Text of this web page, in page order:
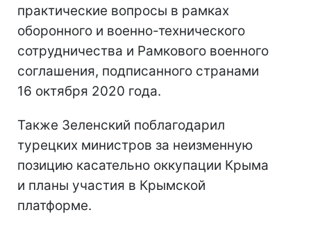
практические вопросы в рамках
оборонного и военно-технического
сотрудничества и Рамкового военного
соглашения, подписанного странами
16 октября 2020 года.
Также Зеленский поблагодарил
турецких министров за неизменную
позицию касательно оккупации Крыма
и планы участия в Крымской
платформе.